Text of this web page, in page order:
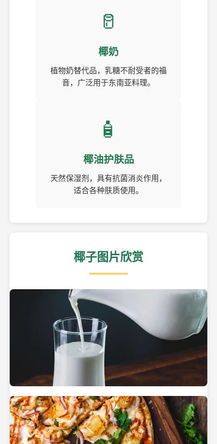
🥛
椰奶
植物奶替代品，乳糖不耐受者的福
音，广泛用于东南亚料理。
🧴
椰油护肤品
天然保湿剂，具有抗菌消炎作用，
适合各种肤质使用。
椰子图片欣赏
热带海滩上的椰子树